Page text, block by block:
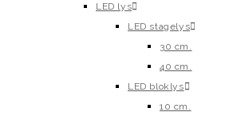
LED lys
LED stagelys
30 cm.
40 cm.
LED bloklys
10 cm.